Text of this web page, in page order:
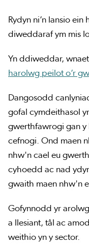
Rydyn ni’n lansio
diweddaraf ym mis
Yn ddiweddar,
harolwg peilot o’r
Dangosodd
gofal cymdeithasol
gwerthfawrogi gan y
cefnogi. Ond maen
nhw'n cael eu
cyhoedd ac nad
gwaith maen nhw'n
Gofynnodd yr
a llesiant, tâl ac
weithio yn y sector.